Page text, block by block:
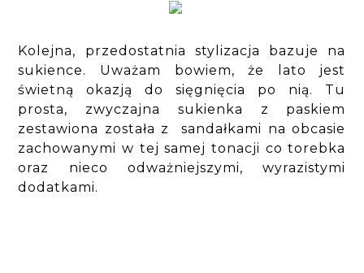
Kolejna, przedostatnia stylizacja bazuje na
sukience. Uważam bowiem, że lato jest
świetną okazją do sięgnięcia po nią. Tu
prosta, zwyczajna sukienka z paskiem
zestawiona została z sandałkami na obcasie
zachowanymi w tej samej tonacji co torebka
oraz nieco odważniejszymi, wyrazistymi
dodatkami.